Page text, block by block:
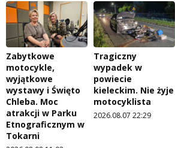
Zabytkowe
motocykle,
wyjątkowe
wystawy i Święto
Chleba. Moc
atrakcji w Parku
Etnograficznym w
Tokarni
Tragiczny
wypadek w
powiecie
kieleckim. Nie żyje
motocyklista
2026.08.07 22:29